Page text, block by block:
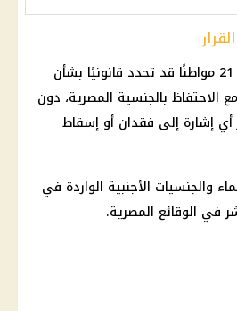
بهذا القرار، يكون موقف 21 مواطنًا قد تحدد قانونيًا بشأن
الاحتفاظ بالجنسية المصرية، دون
إشارة إلى فقدان أو إسقاط
والجنسيات الأجنبية الواردة في
في الوقائع المصرية.